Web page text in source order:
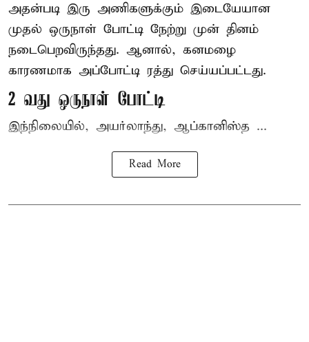
அதன்படி இரு அணிகளுக்கும் இடையேயான
முதல் ஒருநாள் போட்டி நேற்று முன் தினம்
நடைபெறவிருந்தது. ஆனால், கனமழை
காரணமாக அப்போட்டி ரத்து செய்யப்பட்டது.
2 வது ஒருநாள் போட்டி
இந்நிலையில், அயர்லாந்து, ஆப்கானிஸ்த ...
Read More